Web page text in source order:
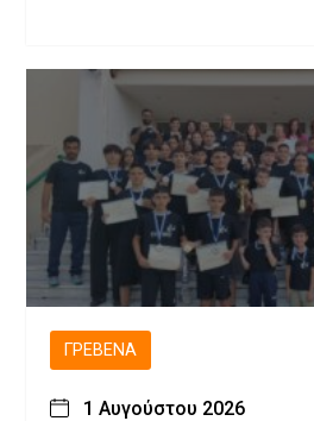
ΓΡΕΒΕΝΆ
1 Αυγούστου 2026